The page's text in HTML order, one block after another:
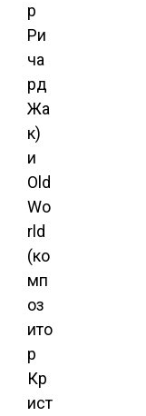
р
Ри
ча
рд
Жа
к)
и
Old
Wo
rld
(ко
мп
оз
ито
р
Кр
ист